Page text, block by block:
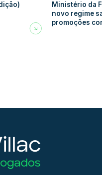
Ministério da
novo regime
promoções